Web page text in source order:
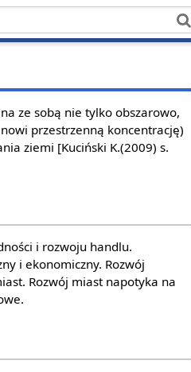
ze sobą nie tylko obszarowo,
przestrzenną koncentrację)
ziemi [Kuciński K.(2009) s.
i rozwoju handlu.
i ekonomiczny. Rozwój
Rozwój miast napotyka na